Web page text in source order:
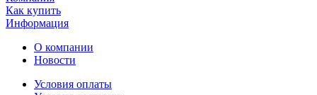
Как купить
Информация
О компании
Новости
Условия оплаты